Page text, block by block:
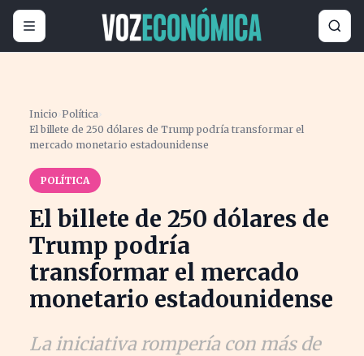
Inicio ›Política›
El billete de 250 dólares de Trump podría transformar el
mercado monetario estadounidense
POLÍTICA
El billete de 250 dólares de
Trump podría
transformar el mercado
monetario estadounidense
La iniciativa rompería con más de